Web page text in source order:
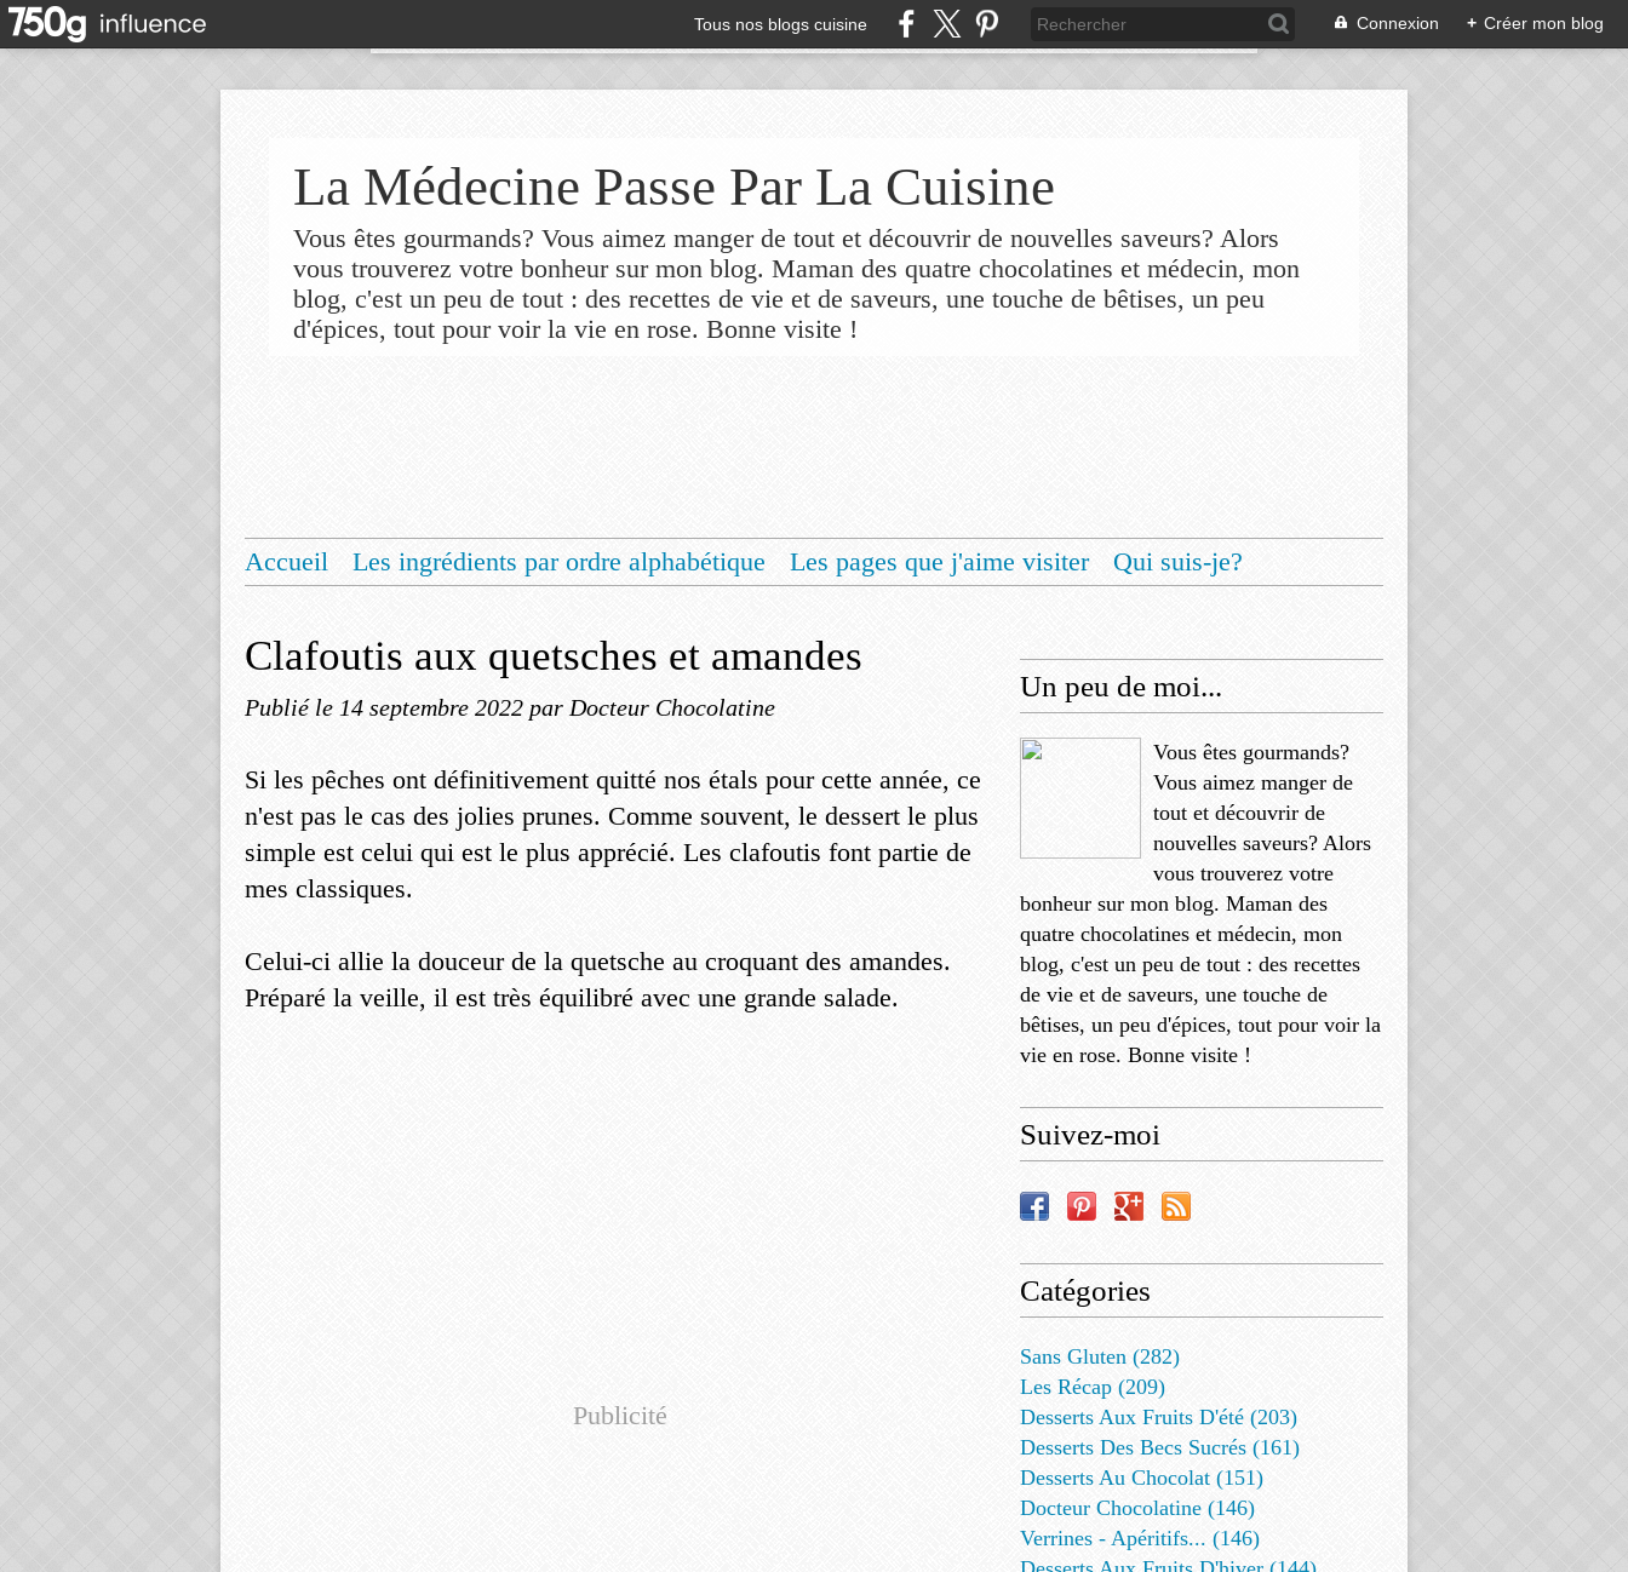
Tous nos blogs cuisine Connexion + Créer mon blog
La Médecine Passe Par La Cuisine
Vous êtes gourmands? Vous aimez manger de tout et découvrir de nouvelles saveurs? Alors
vous trouverez votre bonheur sur mon blog. Maman des quatre chocolatines et médecin, mon
blog, c'est un peu de tout : des recettes de vie et de saveurs, une touche de bêtises, un peu
d'épices, tout pour voir la vie en rose. Bonne visite !
Accueil Les ingrédients par ordre alphabétique Les pages que j'aime visiter
Qui suis-je?
Clafoutis aux quetsches et amandes
Publié le 14 septembre 2022 par Docteur Chocolatine
Si les pêches ont définitivement quitté nos étals pour cette année, ce
n'est pas le cas des jolies prunes. Comme souvent, le dessert le plus
simple est celui qui est le plus apprécié. Les clafoutis font partie de
mes classiques.
Celui-ci allie la douceur de la quetsche au croquant des amandes.
Préparé la veille, il est très équilibré avec une grande salade.
Publicité
Un peu de moi...
Vous êtes gourmands?
Vous aimez manger de
tout et découvrir de
nouvelles saveurs? Alors
vous trouverez votre
bonheur sur mon blog. Maman des
quatre chocolatines et médecin, mon
blog, c'est un peu de tout : des recettes
de vie et de saveurs, une touche de
bêtises, un peu d'épices, tout pour voir la
vie en rose. Bonne visite !
Suivez-moi
Catégories
Sans Gluten (282)
Les Récap (209)
Desserts Aux Fruits D'été (203)
Desserts Des Becs Sucrés (161)
Desserts Au Chocolat (151)
Docteur Chocolatine (146)
Verrines - Apéritifs... (146)